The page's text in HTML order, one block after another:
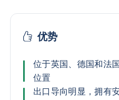
优势
位于英国、德国和法
位置
出口导向明显，拥有